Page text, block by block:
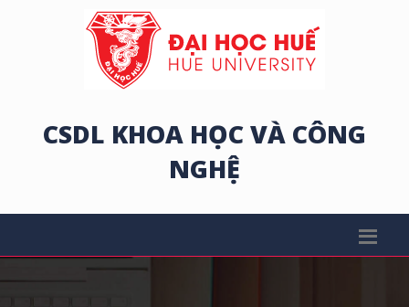
CSDL KHOA HỌC VÀ CÔNG
NGHỆ